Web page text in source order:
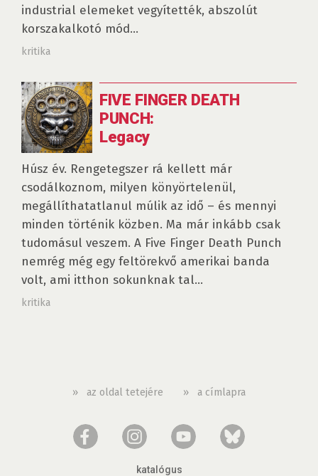
industrial elemeket vegyítették, abszolút
korszakalkotó mód...
kritika
FIVE FINGER DEATH
PUNCH:
Legacy
Húsz év. Rengetegszer rá kellett már
csodálkoznom, milyen könyörtelenül,
megállíthatatlanul múlik az idő – és mennyi
minden történik közben. Ma már inkább csak
tudomásul veszem. A Five Finger Death Punch
nemrég még egy feltörekvő amerikai banda
volt, ami itthon sokunknak tal...
kritika
» az oldal tetejére » a címlapra
katalógus